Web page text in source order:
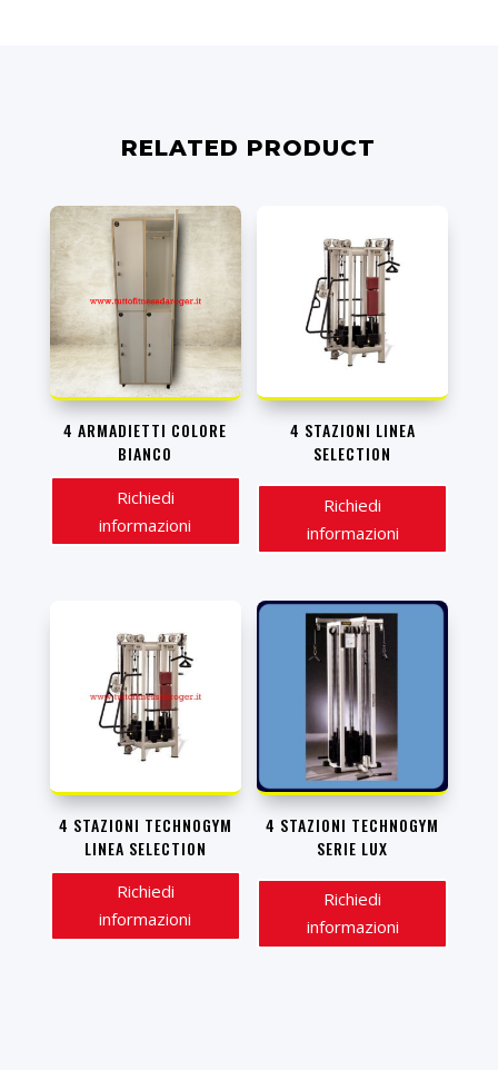
RELATED PRODUCT
4 ARMADIETTI COLORE
BIANCO
Richiedi
informazioni
4 STAZIONI LINEA
SELECTION
Richiedi
informazioni
4 STAZIONI TECHNOGYM
LINEA SELECTION
Richiedi
informazioni
4 STAZIONI TECHNOGYM
SERIE LUX
Richiedi
informazioni